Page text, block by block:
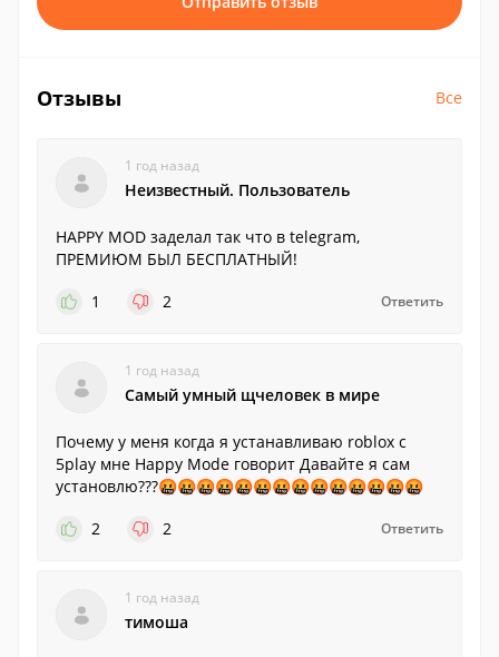
Отзывы Все
1 год назад
Неизвестный. Пользователь
HAPPY MOD заделал так что в telegram,
ПРЕМИЮМ БЫЛ БЕСПЛАТНЫЙ!
1
2 Ответить
1 год назад
Самый умный щчеловек в мире
Почему у меня когда я устанавливаю roblox с
5play мне Happy Mode говорит Давайте я сам
установлю???🤬🤬🤬🤬🤬🤬🤬🤬🤬🤬🤬🤬🤬🤬
2
2 Ответить
1 год назад
тимоша